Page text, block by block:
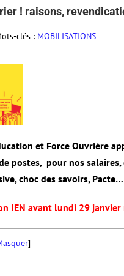
! raisons,
clés : MOBILISATIONS
et Force Ouvrière
postes, pour nos
choc des savoirs, Pacte…
IEN avant lundi 29
]